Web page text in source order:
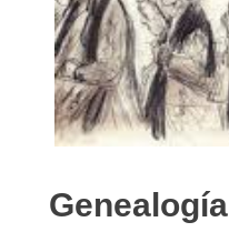
Genealogía